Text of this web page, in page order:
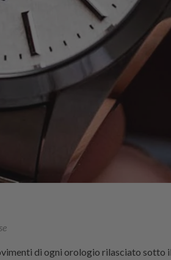
di ogni orologio rilasciato sotto